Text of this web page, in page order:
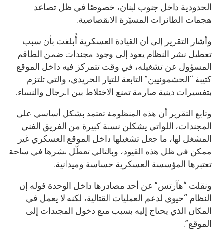
الحدودية داخل جنوب لبنان، خصوصًا في ظل تصاعد
هجمات الطائرات المسيّرة الانقضاضية.
وأشار التقرير إلى أن القيادة العسكرية أُبلغت بأن سبب
تعطيل نشر النظام يعود إلى وجود مجندات ضمن الطاقم
المسؤول عن تشغيله، في وقت تتمركز فيه داخل الموقع
كتيبة “الحشمونيين” التابعة للتيار الحريدي، والتي تلتزم
بتفسيرات دينية صارمة تمنع الاختلاط بين الرجال والنساء.
وتابع التقرير أن هذه المنظومة تعتمد بشكل أساسي على
المجندات، اللواتي يشكلن نسبة كبيرة من الفريق الفني
المشغل لها، ما جعل تشغيلها داخل الموقع العسكري غير
ممكن في ظل هذه القيود، وبالتالي تعطّل نشرها في ساحة
تعتبرها المؤسسة العسكرية حساسة وميدانية.
ونقلت “هآرتس” عن أحد مصادرها داخل الوحدة قوله إن
النظام “حيوي لدعم العمليات القتالية، لكنه لا يعمل في
المكان الذي يحتاج إليه بسبب منع دخول المجندات إلى
الموقع”.